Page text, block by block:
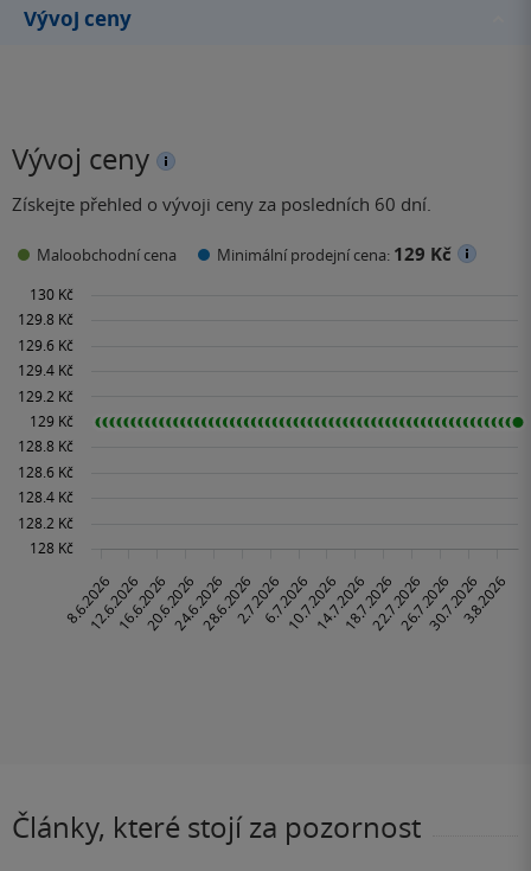
Vývoj ceny
Vývoj ceny
Získejte přehled o vývoji ceny za posledních 60 dní.
Maloobchodní cena Minimální prodejní cena: 129 Kč
Články, které stojí za pozornost